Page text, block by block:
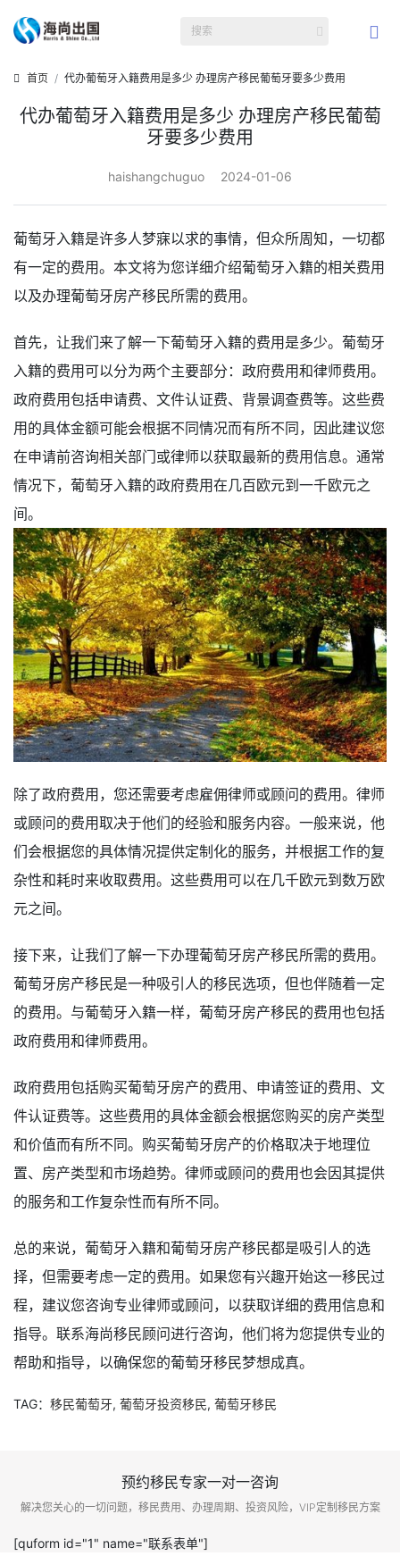
首页 代办葡萄牙入籍费用是多少 办理房产移民葡萄牙要多少费用
代办葡萄牙入籍费用是多少 办理房产移民葡萄
牙要多少费用
haishangchuguo 2024-01-06
葡萄牙入籍是许多人梦寐以求的事情，但众所周知，一切都
有一定的费用。本文将为您详细介绍葡萄牙入籍的相关费用
以及办理葡萄牙房产移民所需的费用。
首先，让我们来了解一下葡萄牙入籍的费用是多少。葡萄牙
入籍的费用可以分为两个主要部分：政府费用和律师费用。
政府费用包括申请费、文件认证费、背景调查费等。这些费
用的具体金额可能会根据不同情况而有所不同，因此建议您
在申请前咨询相关部门或律师以获取最新的费用信息。通常
情况下，葡萄牙入籍的政府费用在几百欧元到一千欧元之
间。
除了政府费用，您还需要考虑雇佣律师或顾问的费用。律师
或顾问的费用取决于他们的经验和服务内容。一般来说，他
们会根据您的具体情况提供定制化的服务，并根据工作的复
杂性和耗时来收取费用。这些费用可以在几千欧元到数万欧
元之间。
接下来，让我们了解一下办理葡萄牙房产移民所需的费用。
葡萄牙房产移民是一种吸引人的移民选项，但也伴随着一定
的费用。与葡萄牙入籍一样，葡萄牙房产移民的费用也包括
政府费用和律师费用。
政府费用包括购买葡萄牙房产的费用、申请签证的费用、文
件认证费等。这些费用的具体金额会根据您购买的房产类型
和价值而有所不同。购买葡萄牙房产的价格取决于地理位
置、房产类型和市场趋势。律师或顾问的费用也会因其提供
的服务和工作复杂性而有所不同。
总的来说，葡萄牙入籍和葡萄牙房产移民都是吸引人的选
择，但需要考虑一定的费用。如果您有兴趣开始这一移民过
程，建议您咨询专业律师或顾问，以获取详细的费用信息和
指导。联系海尚移民顾问进行咨询，他们将为您提供专业的
帮助和指导，以确保您的葡萄牙移民梦想成真。
TAG： 移民葡萄牙, 葡萄牙投资移民, 葡萄牙移民
预约移民专家一对一咨询
解决您关心的一切问题，移民费用、办理周期、投资风险，VIP定制移民方案
[quform id="1" name="联系表单"]